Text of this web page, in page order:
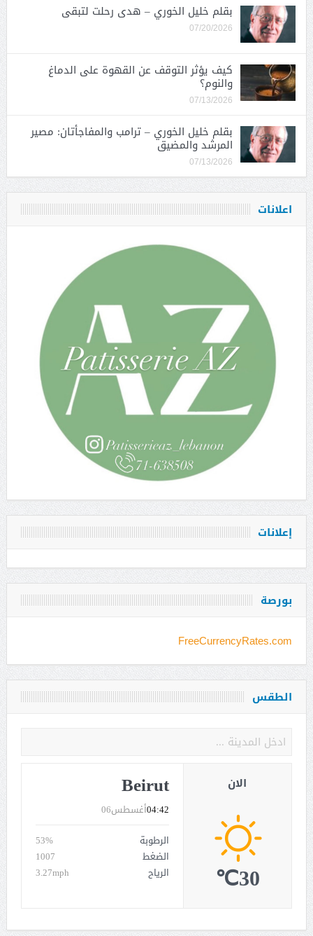
بقلم خليل الخوري – هدى رحلت لتبقى
07/20/2026
كيف يؤثر التوقف عن القهوة على الدماغ
والنوم؟
07/13/2026
بقلم خليل الخوري – ترامب والمفاجأتان: مصير
المرشد والمضيق
07/13/2026
اعلانات
إعلانات
بورصة
FreeCurrencyRates.com
الطقس
Beirut
أغسطس0604:42
الرطوبة
53%
الضغط
1007
الرياح
3.27mph
الان
30℃